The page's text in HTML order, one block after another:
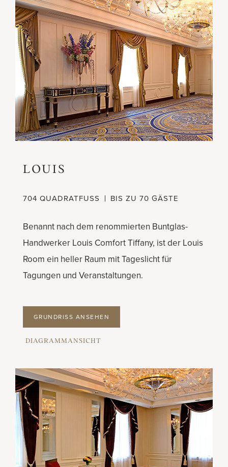
LOUIS
704 QUADRATFUSS BIS ZU 70 GÄSTE
Benannt nach dem renommierten Buntglas-
Handwerker Louis Comfort Tiffany, ist der Louis
Room ein heller Raum mit Tageslicht für
Tagungen und Veranstaltungen.
GRUNDRISS ANSEHEN
DIAGRAMMANSICHT